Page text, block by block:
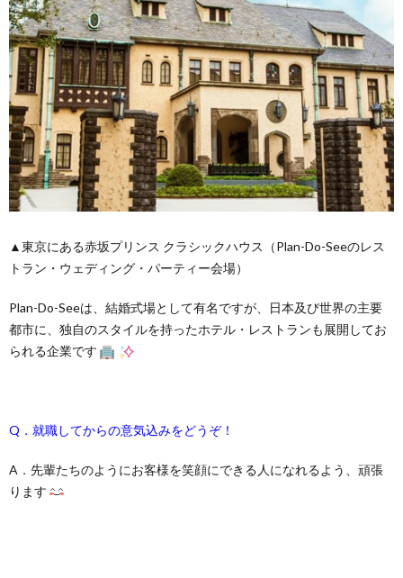
▲東京にある赤坂プリンス クラシックハウス（Plan-Do-Seeのレス
トラン・ウェディング・パーティー会場）
Plan-Do-Seeは、結婚式場として有名ですが、日本及び世界の主要
都市に、独自のスタイルを持ったホテル・レストランも展開してお
られる企業です
Q．就職してからの意気込みをどうぞ！
A．先輩たちのようにお客様を笑顔にできる人になれるよう、頑張
ります